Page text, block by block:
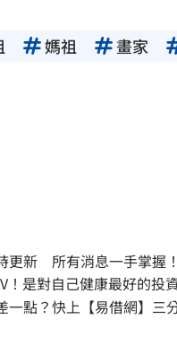
媽祖 畫家
更新 所有消息一手掌握！
！是對自己健康最好的投
一點？快上【易借網】三